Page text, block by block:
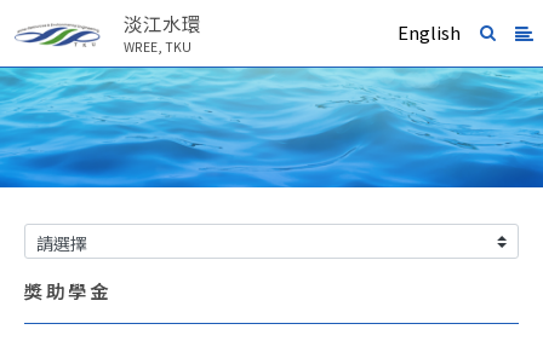
淡江水環
WREE, TKU
English
獎助學金